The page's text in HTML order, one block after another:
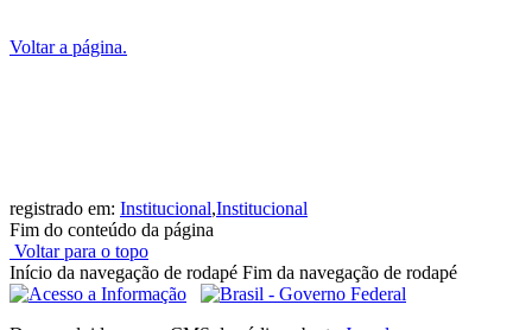
Voltar a página.
registrado em: Institucional,Institucional
Fim do conteúdo da página
Voltar para o topo
Início da navegação de rodapé Fim da navegação de rodapé